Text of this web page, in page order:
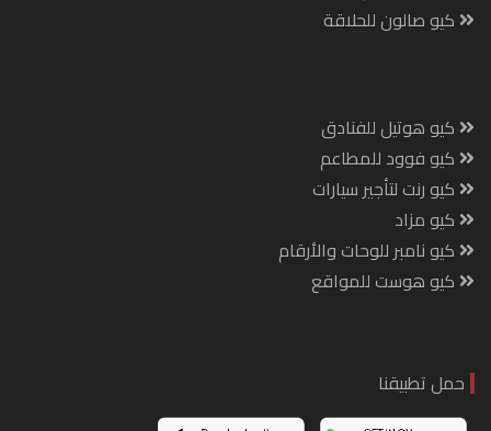
كيو صالون للحلاقة
كيو هوتيل للفنادق
كيو فوود للمطاعم
كيو رنت لتأجير سيارات
كيو مزاد
كيو نامبر للوحات والأرقام
كيو هوست للمواقع
حمل تطبيقنا